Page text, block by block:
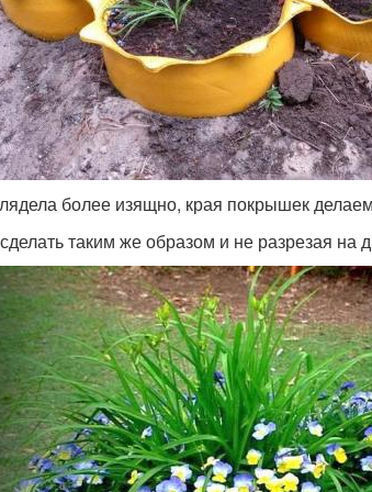
более изящно, края покрышек
таким же образом и не разрезая на